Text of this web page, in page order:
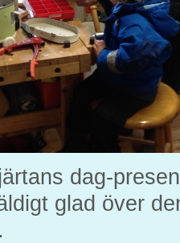
dag-
glad över